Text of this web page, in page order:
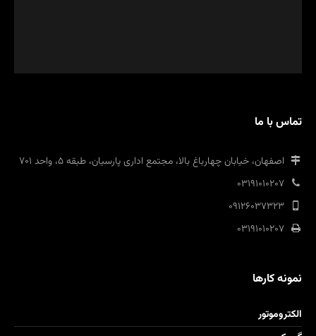
تماس با ما
اصفهان، خیابان چهارباغ بالا، مجتمع اداری پارسیان، طبقه 5، واحد 701
03191010207
09126037323
03191010207
نمونه کارها
الکتروموتور